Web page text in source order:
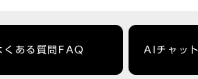
くある質問FAQ AIチャッ